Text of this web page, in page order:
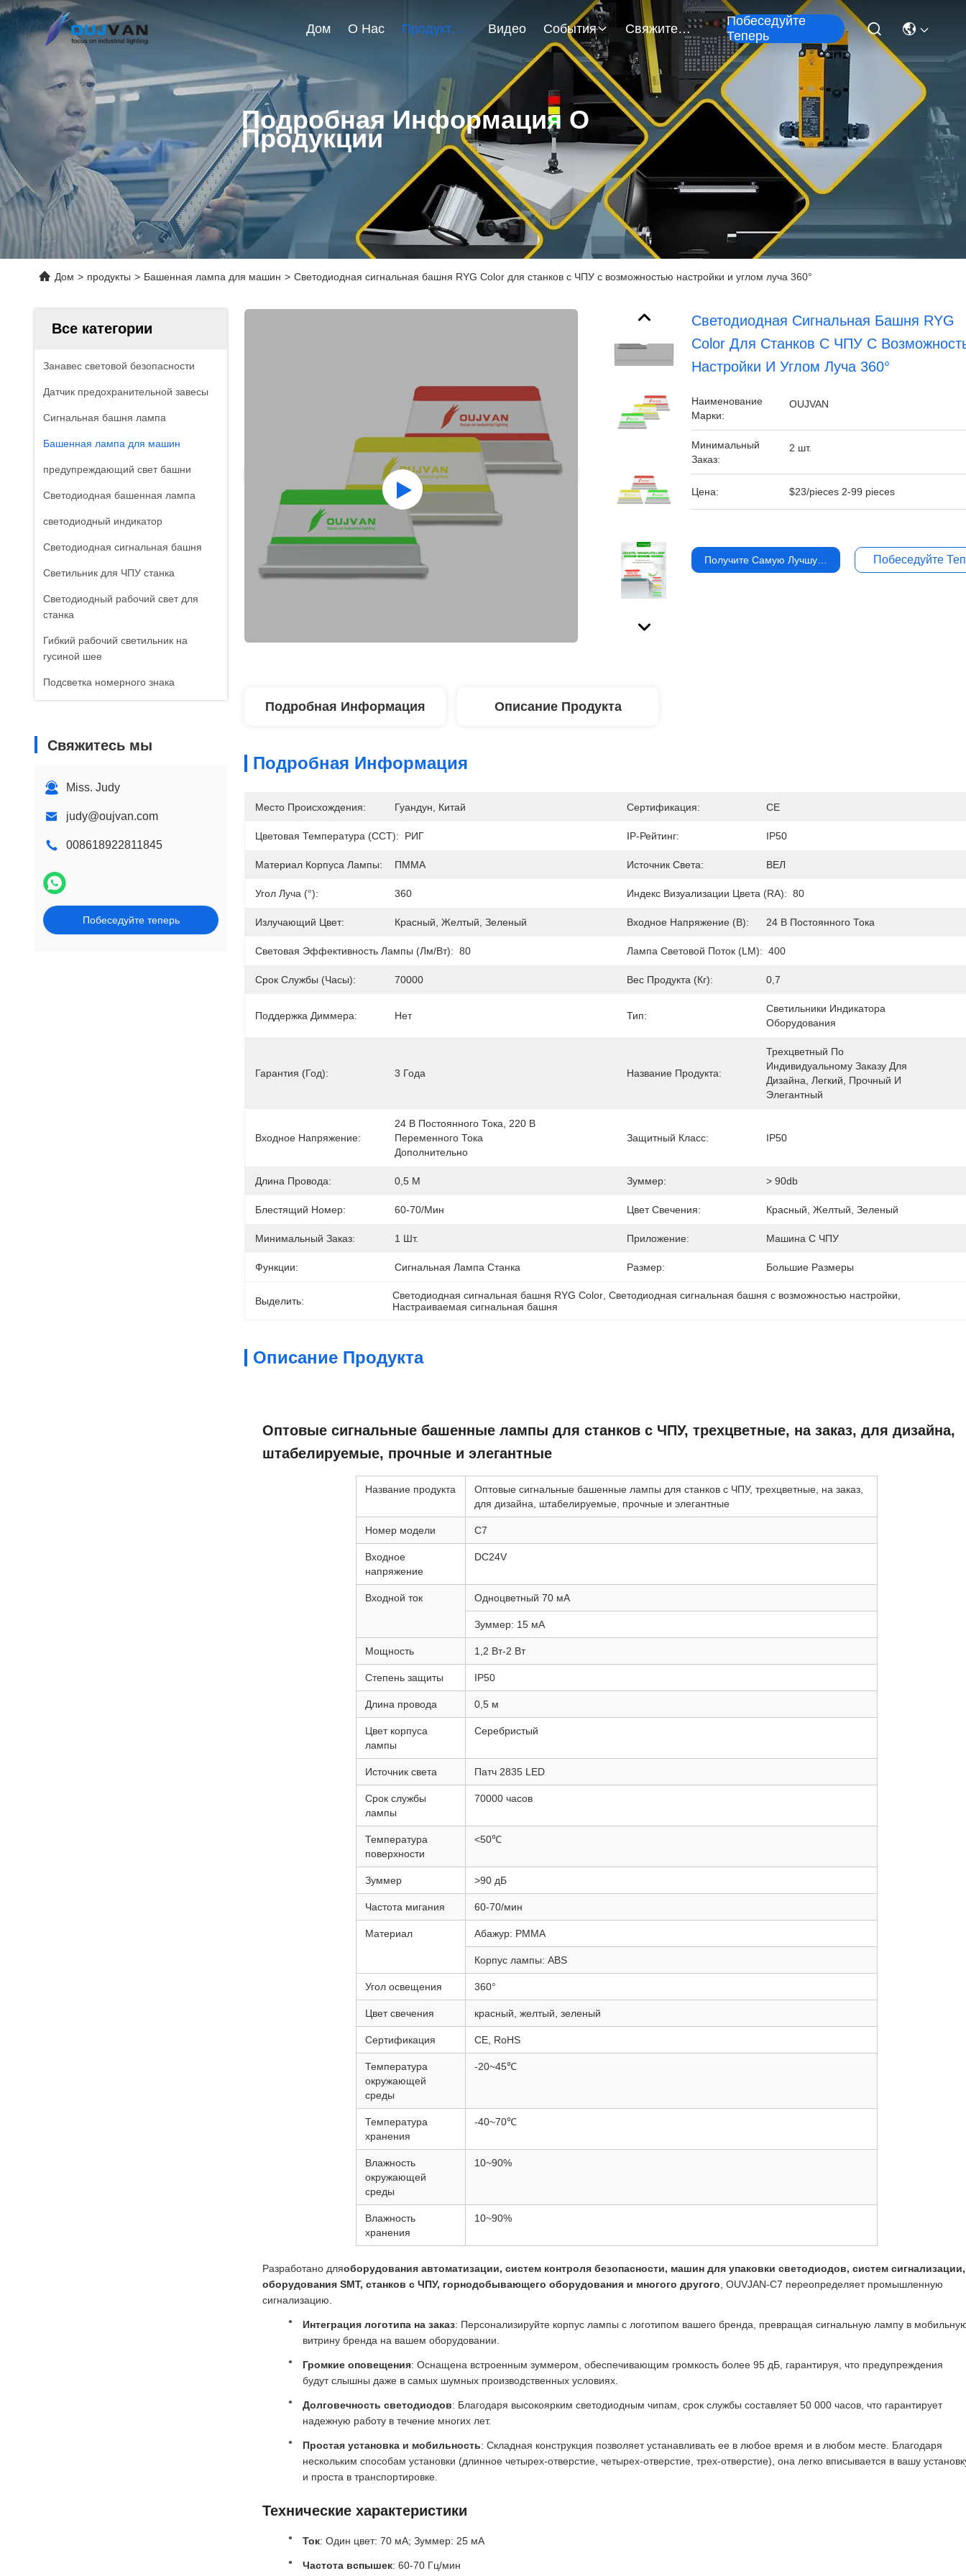
Дом О Нас Продукты Видео События Свяжитесь Мы
Побеседуйте
Теперь
Подробная Информация О
Продукции
Дом > продукты > Башенная лампа для машин > Светодиодная сигнальная башня RYG Color для станков с ЧПУ с возможностью настройки и углом луча 360°
Все категории
Занавес световой безопасности
Датчик предохранительной завесы
Сигнальная башня лампа
Башенная лампа для машин
предупреждающий свет башни
Светодиодная башенная лампа
светодиодный индикатор
Светодиодная сигнальная башня
Светильник для ЧПУ станка
Светодиодный рабочий свет для
станка
Гибкий рабочий светильник на
гусиной шее
Подсветка номерного знака
Свяжитесь мы
Miss. Judy
judy@oujvan.com
008618922811845
Побеседуйте теперь
Светодиодная Сигнальная Башня RYG
Color Для Станков С ЧПУ С
Настройки И Углом Луча 360°
Наименование
Марки:
OUJVAN
Минимальный
Заказ:
2 шт.
Цена: $23/pieces 2-99 pieces
Получите Самую Лучшую Цену Побеседуйте
Подробная Информация Описание Продукта
Подробная Информация
Место Происхождения: Гуандун, Китай Сертификация: CE
Цветовая Температура (CCT): РИГ IP-Рейтинг: IP50
Материал Корпуса Лампы: ПММА Источник Света: ВЕЛ
Угол Луча (°): 360 Индекс Визуализации Цвета (RA): 80
Излучающий Цвет: Красный, Желтый, Зеленый Входное Напряжение (В): 24 В Постоянного Тока
Световая Эффективность Лампы (лм/Вт): 80 Лампа Световой Поток (LM): 400
Срок Службы (часы): 70000 Вес Продукта (кг): 0,7
Поддержка Диммера: Нет Тип:
Светильники Индикатора
Оборудования
Гарантия (год): 3 Года Название Продукта:
Трехцветный По
Индивидуальному Заказу Для
Дизайна, Легкий, Прочный И
Элегантный
Входное Напряжение:
24 В Постоянного Тока, 220 В
Переменного Тока
Дополнительно
Защитный Класс: IP50
Длина Провода: 0,5 М Зуммер: > 90db
Блестящий Номер: 60-70/мин Цвет Свечения: Красный, Желтый, Зеленый
Минимальный Заказ: 1 Шт. Приложение: Машина С ЧПУ
Функции: Сигнальная Лампа Станка Размер: Большие Размеры
Выделить: Светодиодная сигнальная башня RYG Color , Светодиодная сигнальная башня с возможностью настройки
Настраиваемая сигнальная башня
Описание Продукта
Оптовые сигнальные башенные лампы для станков с ЧПУ, трехцветные, на заказ, для дизайна,
штабелируемые, прочные и элегантные
Название продукта
Оптовые сигнальные башенные лампы для станков с ЧПУ, трехцветные, на заказ,
для дизайна, штабелируемые, прочные и элегантные
Номер модели C7
Входное
напряжение
DC24V
Входной ток Одноцветный 70 мА
Зуммер: 15 мА
Мощность 1,2 Вт-2 Вт
Степень защиты IP50
Длина провода 0,5 м
Цвет корпуса
лампы
Серебристый
Источник света Патч 2835 LED
Срок службы
лампы
70000 часов
Температура
поверхности
<50℃
Зуммер >90 дБ
Частота мигания 60-70/мин
Материал Абажур: PMMA
Корпус лампы: ABS
Угол освещения 360°
Цвет свечения красный, желтый, зеленый
Сертификация CE, RoHS
Температура
окружающей
среды
-20~45℃
Температура
хранения
-40~70℃
Влажность
окружающей
среды
10~90%
Влажность
хранения
10~90%
Разработано дляоборудования автоматизации, систем контроля безопасности, машин для упаковки светодиодов, систем сигнализации,
оборудования SMT, станков с ЧПУ, горнодобывающего оборудования и многого другого , OUVJAN-C7 переопределяет промышленную
сигнализацию.
Интеграция логотипа на заказ: Персонализируйте корпус лампы с логотипом вашего бренда, превращая сигнальную лампу в
витрину бренда на вашем оборудовании.
Громкие оповещения: Оснащена встроенным зуммером, обеспечивающим громкость более 95 дБ, гарантируя, что предупреждения
будут слышны даже в самых шумных производственных условиях.
Долговечность светодиодов: Благодаря высокоярким светодиодным чипам, срок службы составляет 50 000 часов, что гарантирует
надежную работу в течение многих лет.
Простая установка и мобильность: Складная конструкция позволяет устанавливать ее в любое время и в любом месте. Благодаря
нескольким способам установки (длинное четырех-отверстие, четырех-отверстие, трех-отверстие), она легко вписывается в вашу
и проста в транспортировке.
Технические характеристики
Ток: Один цвет: 70 мА; Зуммер: 25 мА
Частота вспышек: 60-70 Гц/мин